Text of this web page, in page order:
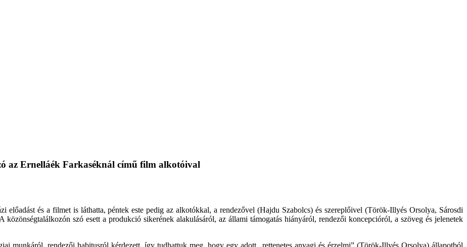
az Ernelláék Farkaséknál című film alkotóival
előadást és a filmet is láthatta, péntek este pedig az alkotókkal, a rendezővel (Hajdu Szabolcs) és szereplőivel (Török-Illyés Orsolya, Sárosdi
szó esett a produkció sikerének alakulásáról, az állami támogatás hiányáról, rendezői koncepcióról, a szöveg és jelenetek